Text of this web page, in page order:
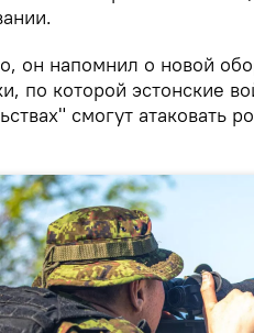
он напомнил о новой
по которой эстонские
смогут атаковать